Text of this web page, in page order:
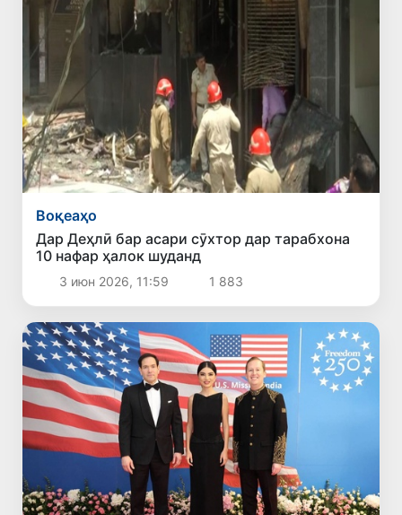
Воқеаҳо
Дар Деҳлӣ бар асари сӯхтор дар тарабхона
10 нафар ҳалок шуданд
3 июн 2026, 11:59 1 883